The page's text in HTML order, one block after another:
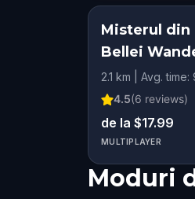
Misterul din
Bellei
ON
2.1 km | Avg. time:
4.5(6 reviews)
de la $17.99
MULTIPLAYER
Moduri